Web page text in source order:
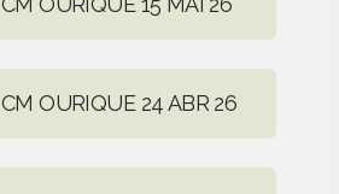
CM OURIQUE 24 ABR 26